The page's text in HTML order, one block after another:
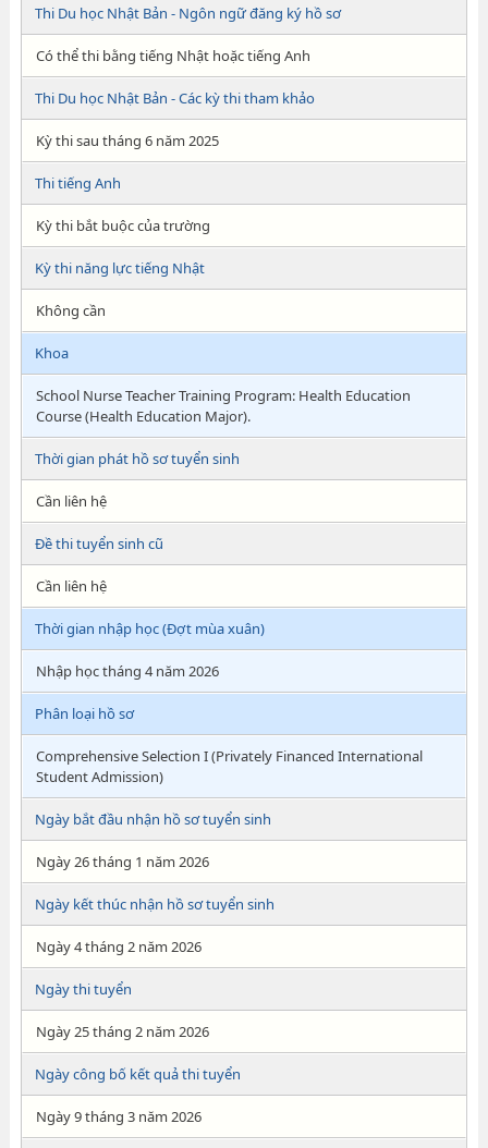
Thi Du học Nhật Bản - Ngôn ngữ đăng ký hồ sơ
Có thể thi bằng tiếng Nhật hoặc tiếng Anh
Thi Du học Nhật Bản - Các kỳ thi tham khảo
Kỳ thi sau tháng 6 năm 2025
Thi tiếng Anh
Kỳ thi bắt buộc của trường
Kỳ thi năng lực tiếng Nhật
Không cần
Khoa
School Nurse Teacher Training Program: Health Education
Course (Health Education Major).​
Thời gian phát hồ sơ tuyển sinh
Cần liên hệ
Đề thi tuyển sinh cũ
Cần liên hệ
Thời gian nhập học (Đợt mùa xuân)
Nhập học tháng 4 năm 2026
Phân loại hồ sơ
Comprehensive Selection I (Privately Financed International
Student Admission)
Ngày bắt đầu nhận hồ sơ tuyển sinh
Ngày 26 tháng 1 năm 2026
Ngày kết thúc nhận hồ sơ tuyển sinh
Ngày 4 tháng 2 năm 2026
Ngày thi tuyển
Ngày 25 tháng 2 năm 2026
Ngày công bố kết quả thi tuyển
Ngày 9 tháng 3 năm 2026